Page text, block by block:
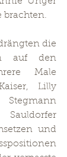
brachten.
die
auf den
Male
Lilly
und